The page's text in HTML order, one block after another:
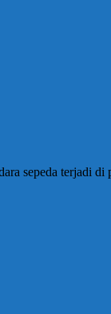
sepeda terjadi